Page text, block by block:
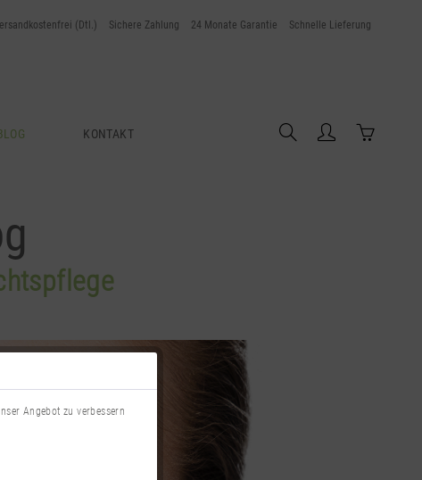
(Dtl.) Sichere Zahlung 24 Monate Garantie Schnelle Lieferung
KONTAKT
Angebot zu verbessern